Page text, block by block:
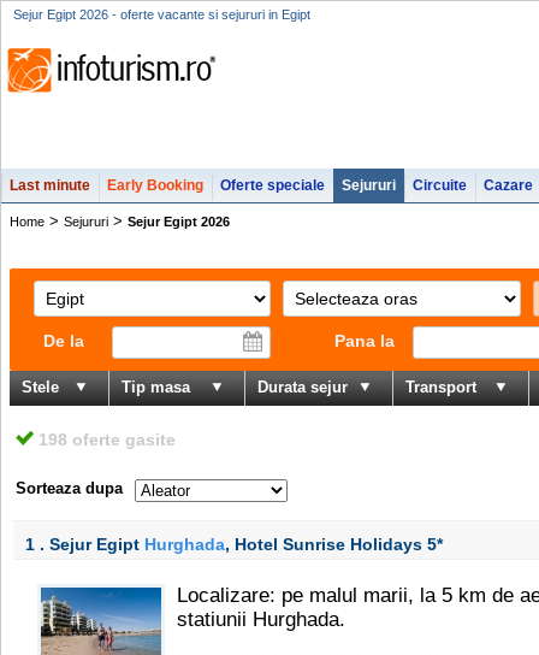
Sejur Egipt 2026 - oferte vacante si sejururi in Egipt
Last minute Early Booking Oferte speciale Sejururi Circuite Cazare
Home > Sejururi > Sejur Egipt 2026
De la Pana la
Stele Tip masa Durata sejur Transport
198 oferte gasite
Sorteaza dupa
1 . Sejur Egipt Hurghada, Hotel Sunrise Holidays 5*
Localizare: pe malul marii, la 5 km de
statiunii Hurghada.